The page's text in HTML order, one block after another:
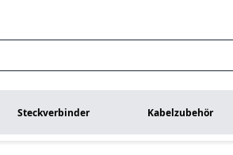
Steckverbinder Kabelzubehör